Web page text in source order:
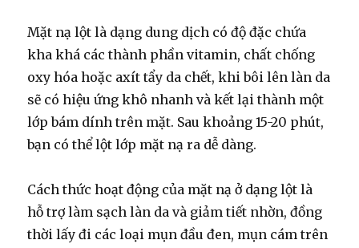
Mặt nạ lột là dạng dung dịch có độ đặc chứa
kha khá các thành phần vitamin, chất chống
oxy hóa hoặc axít tẩy da chết, khi bôi lên làn da
sẽ có hiệu ứng khô nhanh và kết lại thành một
lớp bám dính trên mặt. Sau khoảng 15-20 phút,
bạn có thể lột lớp mặt nạ ra dễ dàng.
Cách thức hoạt động của mặt nạ ở dạng lột là
hỗ trợ làm sạch làn da và giảm tiết nhờn, đồng
thời lấy đi các loại mụn đầu đen, mụn cám trên